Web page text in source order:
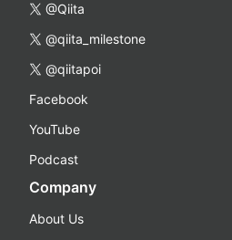
@Qiita
@qiita_milestone
@qiitapoi
Facebook
YouTube
Podcast
Company
About Us